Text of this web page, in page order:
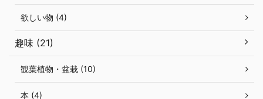
欲しい物 (4)
趣味 (21)
観葉植物・盆栽 (10)
本 (4)